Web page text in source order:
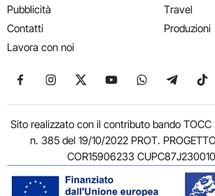
Pubblicità
Contatti
Lavora con noi
Travel
Produzioni
Seguici su Facebook
Seguici su Instagram
Seguici su X
Seguici su YouTube
Seguici su
Seguici
Sito realizzato con il contributo bando
n. 385 del 19/10/2022 PROT.
COR15906233